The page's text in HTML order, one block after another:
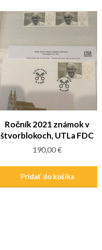
Ročník 2021 známok v
štvorblokoch, UTLa FDC
190,00€
Pridať do košíka